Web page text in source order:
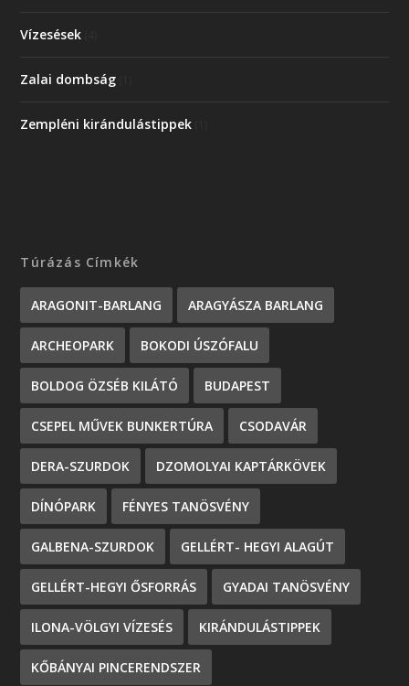
Vízesések
Zalai dombság
Zempléni kirándulástippek
Túrázás Címkék
ARAGONIT-BARLANG ARAGYÁSZA BARLANG
ARCHEOPARK BOKODI ÚSZÓFALU
BOLDOG ÖZSÉB KILÁTÓ BUDAPEST
CSEPEL MŰVEK BUNKERTÚRA CSODAVÁR
DERA-SZURDOK DZOMOLYAI KAPTÁRKÖVEK
DÍNÓPARK FÉNYES TANÖSVÉNY
GALBENA-SZURDOK GELLÉRT- HEGYI ALAGÚT
GELLÉRT-HEGYI ŐSFORRÁS GYADAI TANÖSVÉNY
ILONA-VÖLGYI VÍZESÉS KIRÁNDULÁSTIPPEK
KŐBÁNYAI PINCERENDSZER